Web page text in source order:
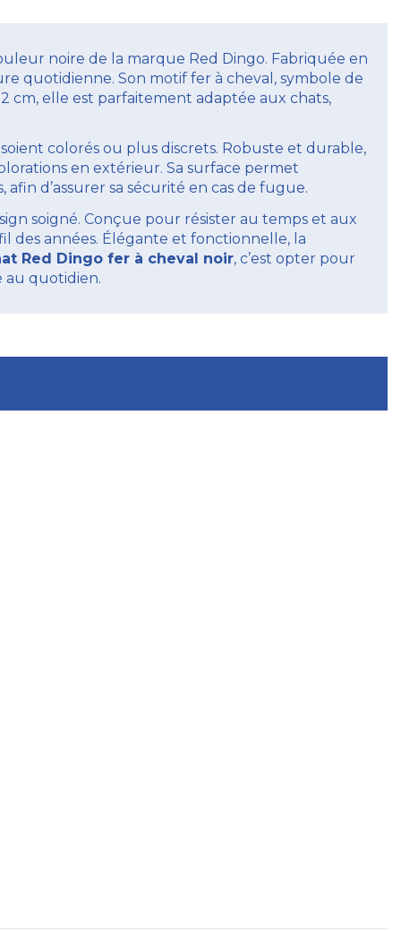
noire de la marque Red Dingo. Fabriquée en
quotidienne. Son motif fer à cheval, symbole de
cm, elle est parfaitement adaptée aux chats,
colorés ou plus discrets. Robuste et durable,
en extérieur. Sa surface permet
d’assurer sa sécurité en cas de fugue.
soigné. Conçue pour résister au temps et aux
des années. Élégante et fonctionnelle, la
Red Dingo fer à cheval noir, c’est opter pour
au quotidien.